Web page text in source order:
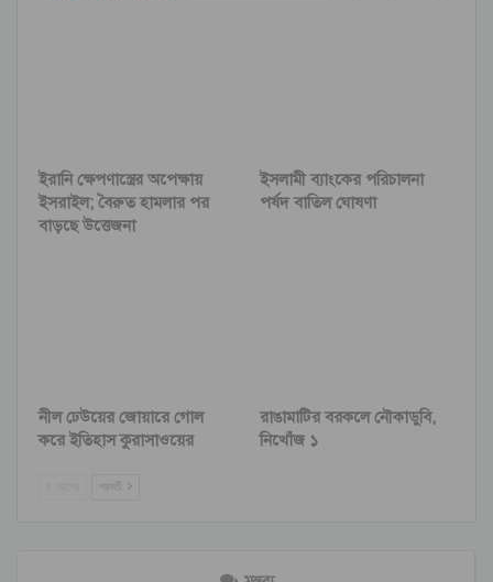
ইরানি ক্ষেপণাস্ত্রের অপেক্ষায়
ইসরাইল; বৈরুত হামলার পর
বাড়ছে উত্তেজনা
ইসলামী ব্যাংকের পরিচালনা
পর্ষদ বাতিল ঘোষণা
নীল ঢেউয়ের জোয়ারে গোল
করে ইতিহাস কুরাসাওয়ের
রাঙামাটির বরকলে নৌকাডুবি,
নিখোঁজ ১
পরবর্তী